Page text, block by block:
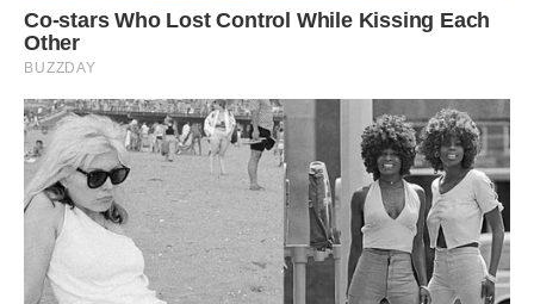
сказати вам це прямо в обличчя.
У нас відмінні зв’язки.
Леви – це люди, які завжди всіх знають і заводять
знайомства з усіма, кого зустрічають.
Леви – справжні соціальні метелики. Вони легко заводять
розмови з ким завгодно і про що завгодно. А потім без
проблем встановлюють з ними глибокі, справжні
стосунки.